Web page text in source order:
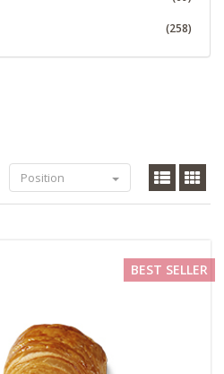
(258)
Position
BEST SELLER